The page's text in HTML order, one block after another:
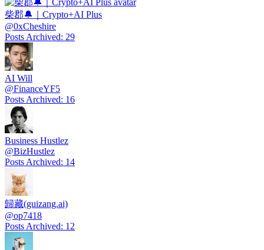
柴郡🔔｜Crypto+AI Plus
@0xCheshire
Posts Archived: 29
AI Will
@FinanceYF5
Posts Archived: 16
Business Hustlez
@BizHustlez
Posts Archived: 14
歸藏(guizang.ai)
@op7418
Posts Archived: 12